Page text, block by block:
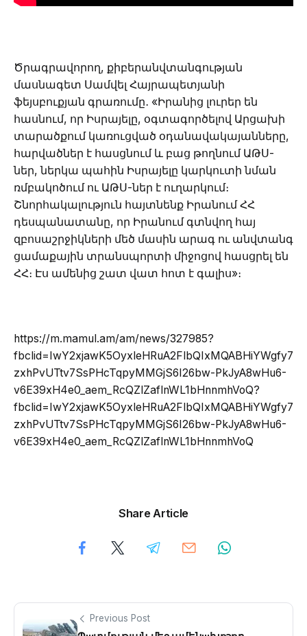
Ծրագրավորող, քիբերանվտանգության
մասնագետ Սամվել Հայրապետյանի
ֆեյսբուքյան գրառումը․ «Իրանից լուրեր են
հասնում, որ Իսրայելը, օգտագործելով Արցախի
տարածքում կառուցված օդանավակայանները,
հարվածներ է հասցնում և բաց թողնում ԱԹՍ-
ներ, ներկա պահին Իսրայելը կարկուտի նման
ռմբակոծում ու ԱԹՍ-ներ է ուղարկում։
Շնորհակալություն հայտնենք Իրանում ՀՀ
դեսպանատանը, որ Իրանում գտնվող հայ
զբոսաշրջիկների մեծ մասին արագ ու անվտանգ
ցամաքային տրանսպորտի միջոցով հասցրել են
ՀՀ։ Էս ամենից շատ վատ հոտ է գալիս»։
https://m.mamul.am/am/news/327985?
fbclid=IwY2xjawK5OyxleHRuA2FlbQIxMQABHiYWgfy7
zxhPvUTtv7SsPHcTqpyMMGjS6I26bw-PkJyA8wHu6-
v6E39xH4e0_aem_RcQZlZaflnWL1bHnnmhVoQ?
fbclid=IwY2xjawK5OyxleHRuA2FlbQIxMQABHiYWgfy7
zxhPvUTtv7SsPHcTqpyMMGjS6I26bw-PkJyA8wHu6-
v6E39xH4e0_aem_RcQZlZaflnWL1bHnnmhVoQ
Share Article
Previous Post